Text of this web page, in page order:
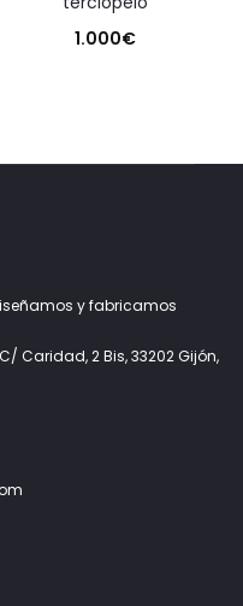
1.000€
y fabricamos
Caridad, 2 Bis, 33202 Gijón,